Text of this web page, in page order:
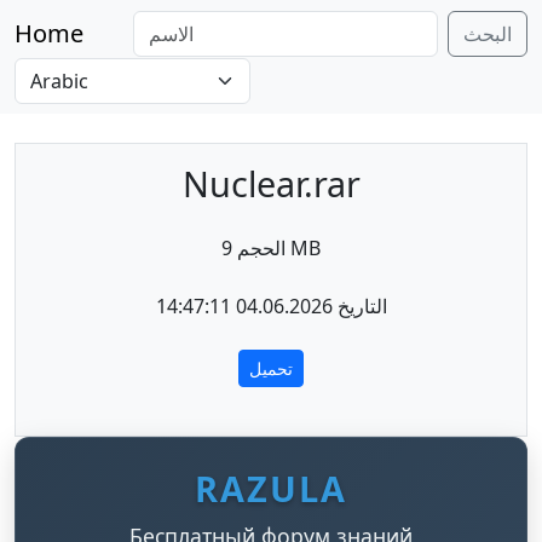
Home البحث
Nuclear.rar
الحجم 9 MB
التاريخ 04.06.2026 14:47:11
تحميل
RAZULA
Бесплатный форум знаний